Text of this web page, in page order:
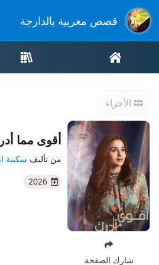
قصص مغربية بالدارجة
الصفحة الرئيسية
الأجزاء
شارك الصفحة
أقوى مما
من تأليف سكينة
2026